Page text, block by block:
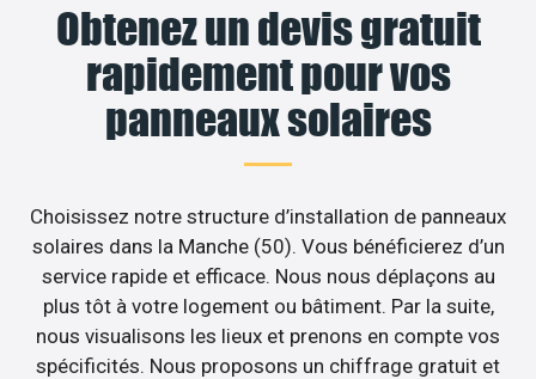
Obtenez un devis gratuit
rapidement pour vos
panneaux solaires
Choisissez notre structure d’installation de panneaux
solaires dans la Manche (50). Vous bénéficierez d’un
service rapide et efficace. Nous nous déplaçons au
plus tôt à votre logement ou bâtiment. Par la suite,
nous visualisons les lieux et prenons en compte vos
spécificités. Nous proposons un chiffrage gratuit et